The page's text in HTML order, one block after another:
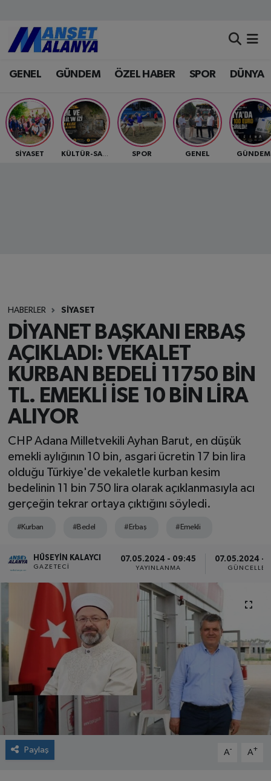
GENEL GÜNDEM ÖZEL HABER SPOR DÜNYA
SİYASET KÜLTÜR-SANAT SPOR GENEL GÜNDEM
HABERLER SİYASET
DİYANET BAŞKANI ERBAŞ
AÇIKLADI: VEKALET
KURBAN BEDELİ 11750 BİN
TL. EMEKLİ İSE 10 BİN LİRA
ALIYOR
CHP Adana Milletvekili Ayhan Barut, en düşük
emekli aylığının 10 bin, asgari ücretin 17 bin lira
olduğu Türkiye'de vekaletle kurban kesim
bedelinin 11 bin 750 lira olarak açıklanmasıyla acı
gerçeğin tekrar ortaya çıktığını söyledi.
#Kurban #Bedel #Erbaş #Emekli
HÜSEYIN KALAYCI
GAZETECI
07.05.2024 - 09:45
YAYINLANMA
07.05.2024 -
Paylaş A- A+
Antalya Nöbetçi Eczaneler
Antalya Hava Durumu
Antalya Namaz Vakitleri
Antalya Trafik Yoğunluk Haritası